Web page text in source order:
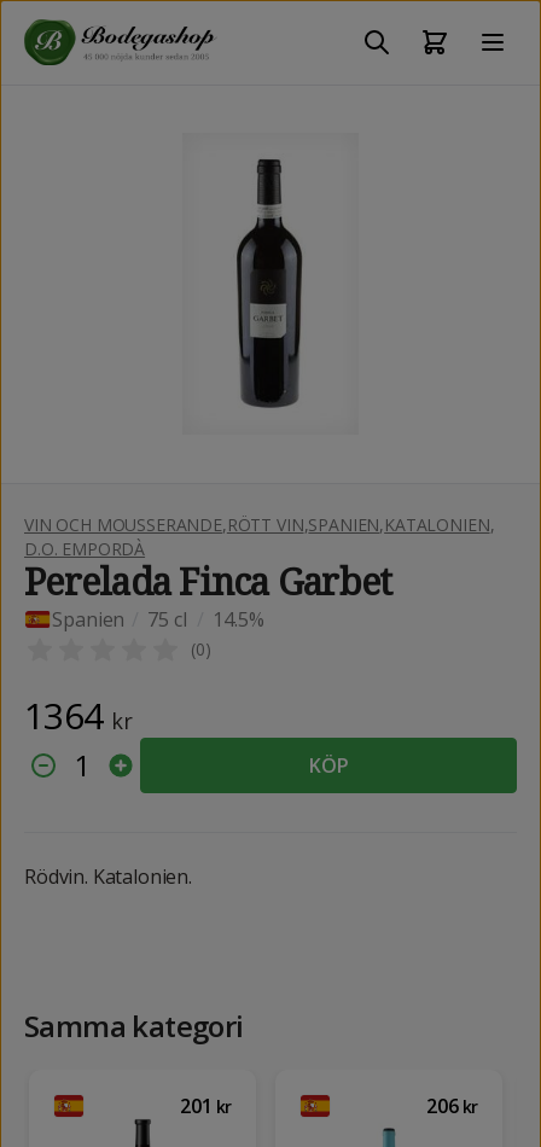
VIN OCH MOUSSERANDE,RÖTT VIN,SPANIEN,KATALONIEN,
D.O. EMPORDÀ
Perelada Finca Garbet
Spanien 75 cl 14.5%
(0)
1364 kr
1 KÖP
Rödvin. Katalonien.
Samma kategori
201 kr 206 kr